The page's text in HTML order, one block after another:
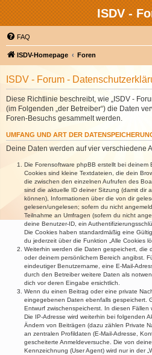
ISDV -
FAQ
ISDV-Homepage Foren
ISDV - Forum -
Diese Richtlinie beschreibt, wie „ISDV -
(im Folgenden „der Betreiber“) die Daten
Foren-Besuchs gesammelt werden.
UMFANG UND ART DER
Deine Daten werden auf vier verschiedene
Die Forensoftware phpBB erstellt bei deinem
Cookies sind kleine Textdateien, die dein
die zwischen den einzelnen Aufrufen des
sind die aktuelle ID deiner Sitzung (damit dir
können), Informationen über die von dir
gelesen/ungelesen; sofern du nicht
Teilnahme an Umfragen (sofern du nicht
deine Benutzer-ID, ein
Die Cookies haben standardmäßig eine
du jederzeit über die Funktion „Alle Cookies
Weiterhin werden die Daten gespeichert, die
oder deinem persönlichem Bereich angibst.
eindeutiger Benutzername, eine E-Mail-
durch den Betreiber weitere Daten als
dich vor deren Eingabe ersichtlich.
Wenn du einen Beitrag oder eine private
eingegebenen Daten ebenfalls gespeichert.
Entwurf zwischenspeicherst. In diesen
Die IP-Adresse wird weiterhin bei folgenden
Ändern von Beiträgen (dazu zählen Private
an zentralen Profildaten (E-Mail-Adresse,
gescheiterte Anmeldeversuche. Die von
Kennzeichnung (User Agent) wird nur in der